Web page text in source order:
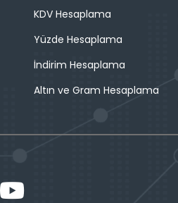
KDV Hesaplama
Yüzde Hesaplama
İndirim Hesaplama
Altın ve Gram Hesaplama